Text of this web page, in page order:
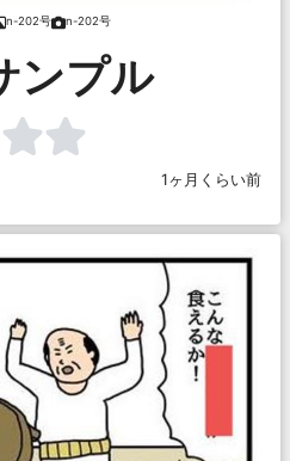
n-202号 n-202号
ンプル
1ヶ月くらい前